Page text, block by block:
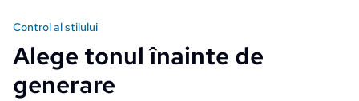
Control al stilului
Alege tonul înainte de
generare